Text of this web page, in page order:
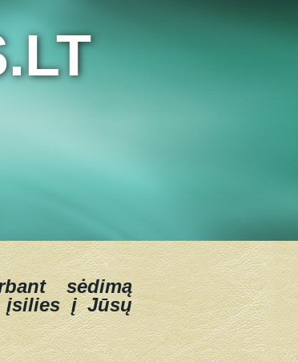
sėdimą
įsilies į Jūsų